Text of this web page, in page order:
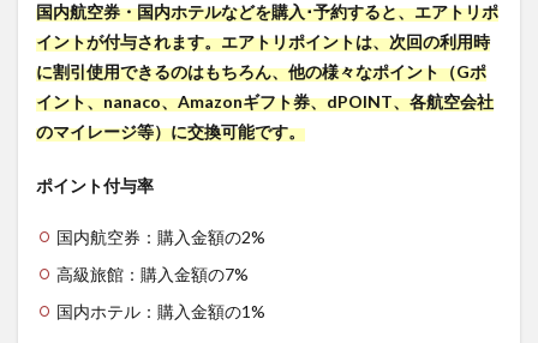
国内航空券・国内ホテルなどを購入･予約すると、エアトリポ
イントが付与されます。エアトリポイントは、次回の利用時
に割引使用できるのはもちろん、他の様々なポイント（Gポ
イント、nanaco、Amazonギフト券、dPOINT、各航空会社
のマイレージ等）に交換可能です。
ポイント付与率
国内航空券：購入金額の2%
高級旅館：購入金額の7%
国内ホテル：購入金額の1%